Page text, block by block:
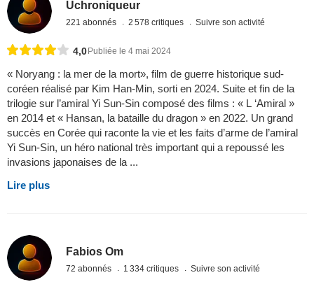
Uchroniqueur
221 abonnés 2 578 critiques Suivre son activité
4,0 Publiée le 4 mai 2024
« Noryang : la mer de la mort», film de guerre historique sud-
coréen réalisé par Kim Han-Min, sorti en 2024. Suite et fin de la
trilogie sur l’amiral Yi Sun-Sin composé des films : « L ‘Amiral »
en 2014 et « Hansan, la bataille du dragon » en 2022. Un grand
succès en Corée qui raconte la vie et les faits d’arme de l’amiral
Yi Sun-Sin, un héro national très important qui a repoussé les
invasions japonaises de la ...
Lire plus
Fabios Om
72 abonnés 1 334 critiques Suivre son activité